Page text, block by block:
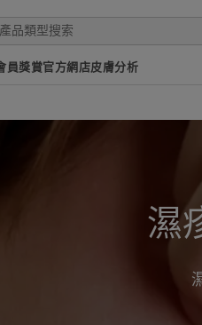
員獎賞官方網店皮膚分析
濕